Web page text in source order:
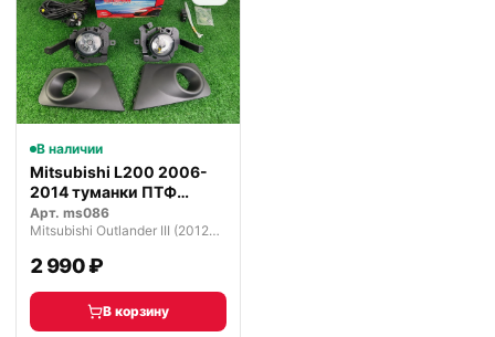
В наличии
Mitsubishi L200 2006-
2014 туманки ПТФ
комплект
Арт. ms086
Mitsubishi Outlander III (2012—2015)
2 990 ₽
В корзину